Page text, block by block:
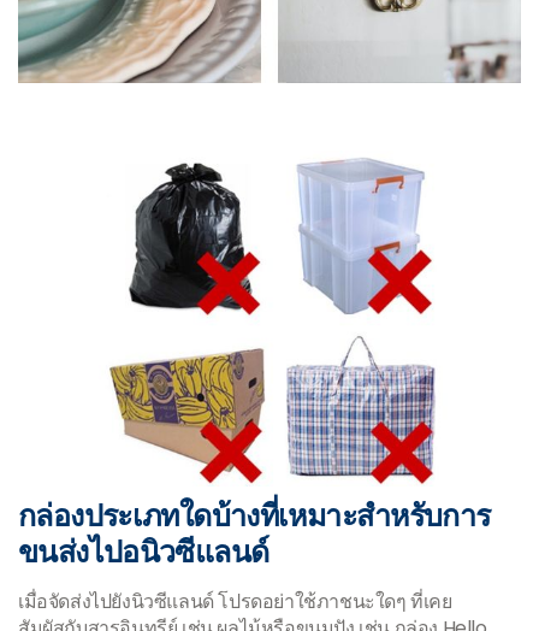
กล่องประเภทใดบ้างที่เหมาะสำหรับการ
ขนส่งไปอนิวซีแลนด์
เมื่อจัดส่งไปยังนิวซีแลนด์ โปรดอย่าใช้ภาชนะใดๆ ที่เคย